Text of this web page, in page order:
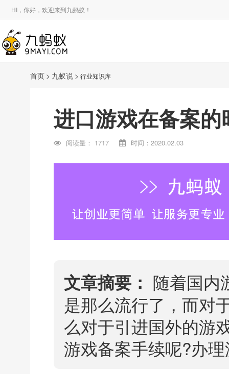
HI，你好，欢迎来到九蚂蚁！
首页 > 九蚁说 > 行业知识库
进口游戏在备案
阅读量： 1717 时间：2020.02.03
文章摘要： 随着国内
是那么流行了，而对
么对于引进国外的游
游戏备案手续呢?办